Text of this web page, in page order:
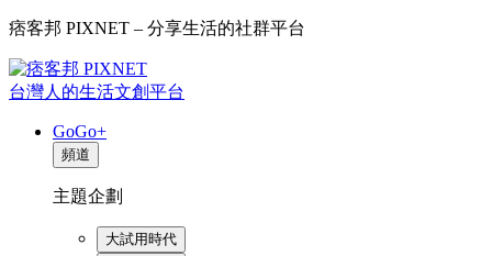
痞客邦 PIXNET – 分享生活的社群平台
台灣人的生活文創平台
GoGo+
頻道
主題企劃
大試用時代